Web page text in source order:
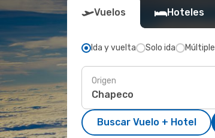
Vuelos Hoteles
Ida y vuelta Solo ida
Origen
Buscar Vuelo + Hotel